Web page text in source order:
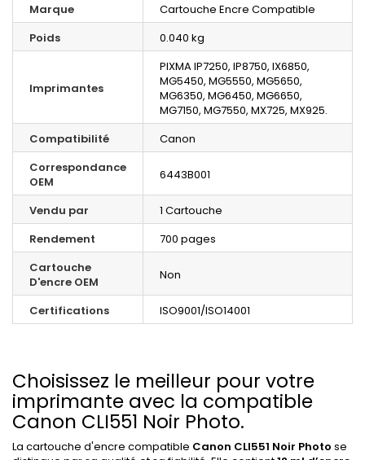
Marque
Cartouche Encre Compatible
Poids
0.040 kg
Imprimantes
PIXMA IP7250, IP8750, IX6850,
MG5450, MG5550, MG5650,
MG6350, MG6450, MG6650,
MG7150, MG7550, MX725, MX925.
Compatibilité
Canon
Correspondance
OEM
6443B001
Vendu par
1 Cartouche
Rendement
700 pages
Cartouche
D'encre OEM
Non
Certifications ISO9001/ISO14001
Choisissez le meilleur pour votre
imprimante avec la compatible
Canon CLI551 Noir Photo.
La cartouche d'encre compatible Canon CLI551 Noir Photo se